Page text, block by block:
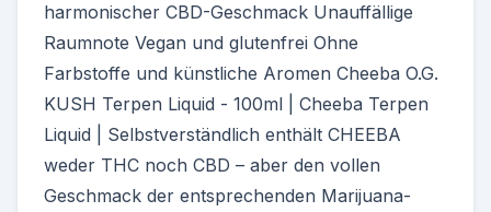
harmonischer CBD-Geschmack Unauffällige
Raumnote Vegan und glutenfrei Ohne
Farbstoffe und künstliche Aromen Cheeba O.G.
KUSH Terpen Liquid - 100ml | Cheeba Terpen
Liquid | Selbstverständlich enthält CHEEBA
weder THC noch CBD – aber den vollen
Geschmack der entsprechenden Marijuana-